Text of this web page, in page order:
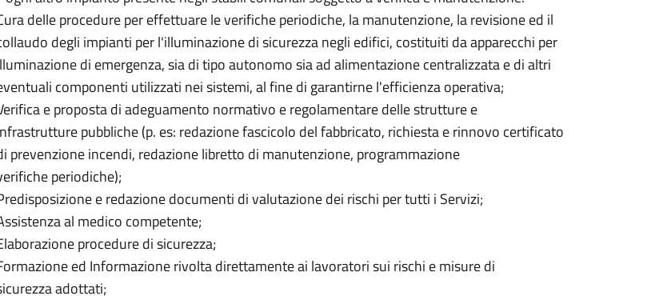
delle procedure per effettuare le verifiche periodiche, la manutenzione, la revisione ed il
degli impianti per l'illuminazione di sicurezza negli edifici, costituiti da apparecchi per
di emergenza, sia di tipo autonomo sia ad alimentazione centralizzata e di altri
componenti utilizzati nei sistemi, al fine di garantirne l'efficienza operativa;
e proposta di adeguamento normativo e regolamentare delle strutture e
pubbliche (p. es: redazione fascicolo del fabbricato, richiesta e rinnovo certificato
prevenzione incendi, redazione libretto di manutenzione, programmazione
periodiche);
e redazione documenti di valutazione dei rischi per tutti i Servizi;
al medico competente;
procedure di sicurezza;
ed Informazione rivolta direttamente ai lavoratori sui rischi e misure di
adottati;